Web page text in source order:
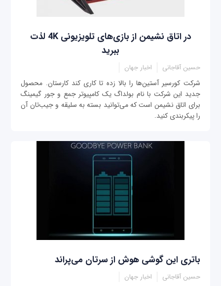
در اتاق نشیمن از بازی‌های تلویزیونی 4K لذت
ببرید
حسین آقاجانی اخبار جهان
شرکت کورسیر آستین‌ها را بالا زده تا کاری کند کارستان. محصول
جدید این شرکت با نام بولداگ یک کامپیوتر جمع و جور گیمینگ
برای اتاق نشیمن است که می‌توانید بسته به سلیقه و جیب‌تان آن
را پیکربندی کنید.
باتری این گوشی هوش از سرتان می‌پراند
حسین آقاجانی اخبار جهان